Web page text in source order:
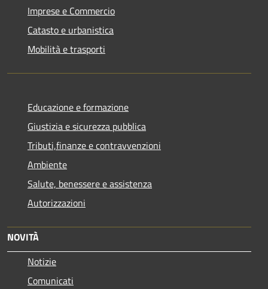
Imprese e Commercio
Catasto e urbanistica
Mobilità e trasporti
Educazione e formazione
Giustizia e sicurezza pubblica
Tributi,finanze e contravvenzioni
Ambiente
Salute, benessere e assistenza
Autorizzazioni
NOVITÀ
Notizie
Comunicati